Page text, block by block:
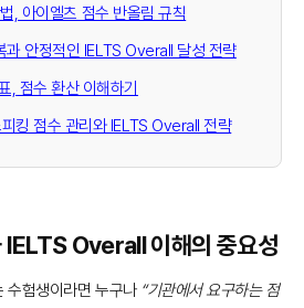
, 아이엘츠 점수 반올림 규칙
안정적인 IELTS Overall 달성 전략
, 점수 환산 이해하기
킹 점수 관리와 IELTS Overall 전략
IELTS Overall 이해의 중요성
수험생이라면 누구나 “기관에서 요구하는 점